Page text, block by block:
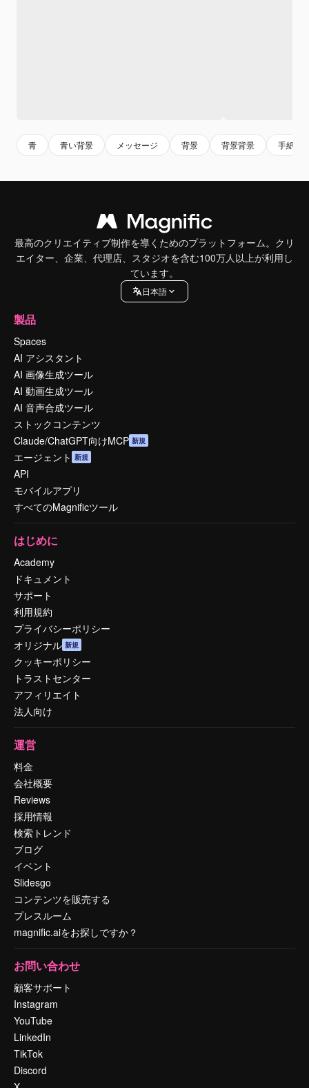
青 青い背景 メッセージ 背景 背景背景 手紙
最高のクリエイティブ制作を導くためのプラットフォーム。クリ
エイター、企業、代理店、スタジオを含む100万人以上が利用し
ています。
日本語
製品
Spaces
AI アシスタント
AI 画像生成ツール
AI 動画生成ツール
AI 音声合成ツール
ストックコンテンツ
Claude/ChatGPT向けMCP 新規
エージェント 新規
API
モバイルアプリ
すべてのMagnificツール
はじめに
Academy
ドキュメント
サポート
利用規約
プライバシーポリシー
オリジナル 新規
クッキーポリシー
トラストセンター
アフィリエイト
法人向け
運営
料金
会社概要
Reviews
採用情報
検索トレンド
ブログ
イベント
Slidesgo
コンテンツを販売する
プレスルーム
magnific.aiをお探しですか？
お問い合わせ
顧客サポート
Instagram
YouTube
LinkedIn
TikTok
Discord